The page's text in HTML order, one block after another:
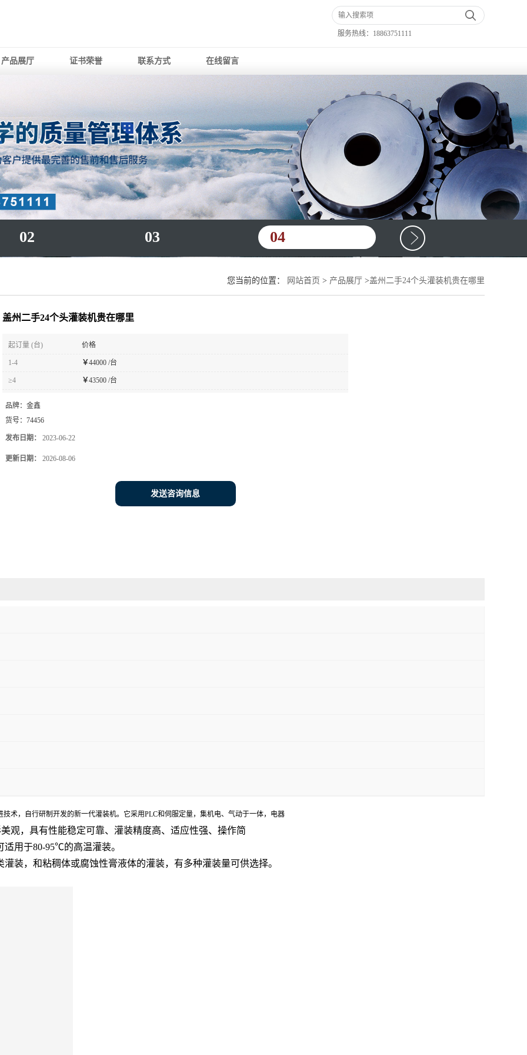
服务热线： 18863751111
产品展厅 证书荣誉 联系方式 在线留言
02 03 04
您当前的位置： 网站首页 > 产品展厅 >盖州二手24个头灌装机贵在哪里
盖州二手24个头灌装机贵在哪里
起订量 (台) 价格
1-4 ￥44000 /台
≥4 ￥43500 /台
品牌： 金鑫
货号： 74456
发布日期： 2023-06-22
更新日期： 2026-08-06
发送咨询信息
术，自行研制开发的新一代灌装机。它采用PLC和伺服定量，集机电、气动于一体，电器
观，具有性能稳定可靠、灌装精度高、适应性强、操作简
用于80-95℃的高温灌装。
装，和粘稠体或腐蚀性膏液体的灌装，有多种灌装量可供选择。